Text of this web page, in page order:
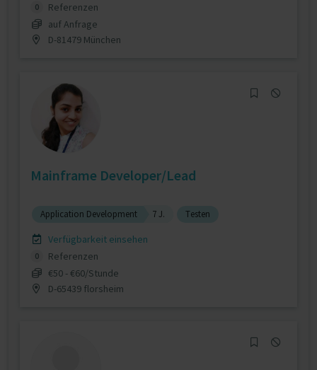
0
Referenzen
auf Anfrage
D-81479 München
Mainframe Developer/Lead
Application Development 7 J. Testen
Verfügbarkeit einsehen
0
Referenzen
€50 - €60/Stunde
D-65439 florsheim